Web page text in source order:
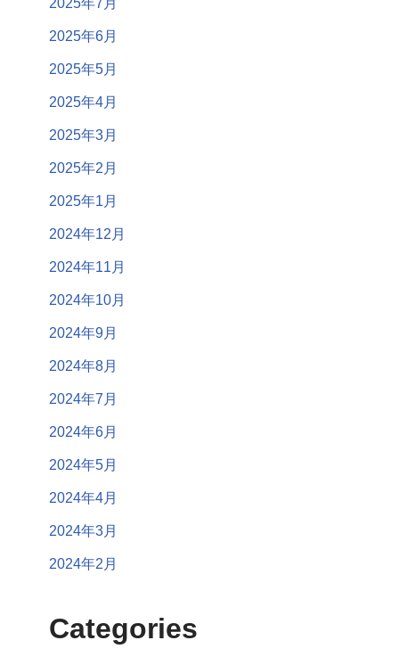
2025年7月
2025年6月
2025年5月
2025年4月
2025年3月
2025年2月
2025年1月
2024年12月
2024年11月
2024年10月
2024年9月
2024年8月
2024年7月
2024年6月
2024年5月
2024年4月
2024年3月
2024年2月
Categories